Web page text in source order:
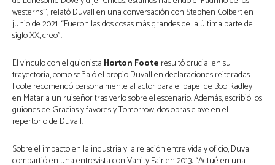
westerns’”, relató Duvall en una conversación con Stephen Colbert en
junio de 2021. “Fueron las dos cosas más grandes de la última parte del
siglo XX, creo”.
El vínculo con el guionista Horton Foote resultó crucial en su
trayectoria, como señaló el propio Duvall en declaraciones reiteradas.
Foote recomendó personalmente al actor para el papel de Boo Radley
en Matar a un ruiseñor tras verlo sobre el escenario. Además, escribió los
guiones de Gracias y favores y Tomorrow, dos obras clave en el
repertorio de Duvall.
Sobre el impacto en la industria y la relación entre vida y oficio, Duvall
compartió en una entrevista con Vanity Fair en 2013: “Actué en una